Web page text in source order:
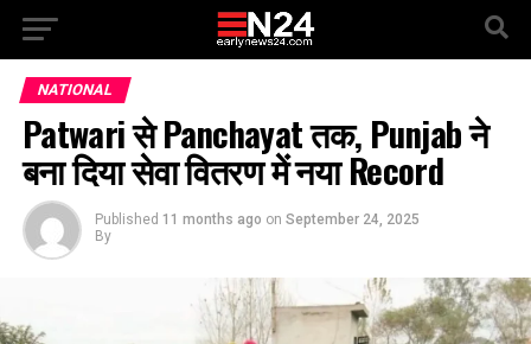
NATIONAL
Patwari से Panchayat तक, Punjab ने
बना दिया सेवा वितरण में नया Record
Published 11 months ago on September 24, 2025
By